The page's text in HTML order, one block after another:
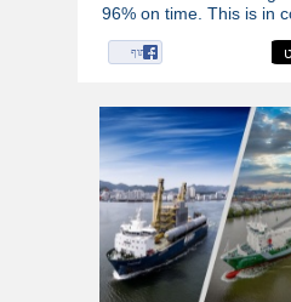
96% on time. This is in
according to Sea-
שיתוף